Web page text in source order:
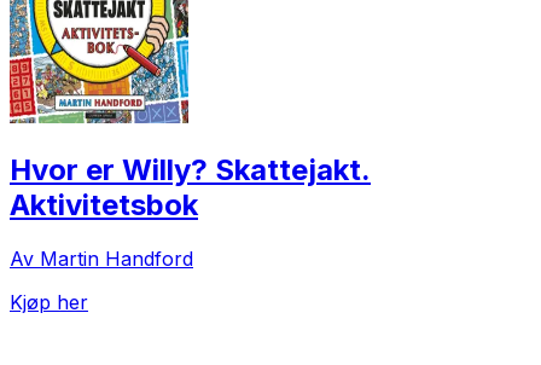
Hvor er Willy? Skattejakt.
Aktivitetsbok
Av Martin Handford
Kjøp her